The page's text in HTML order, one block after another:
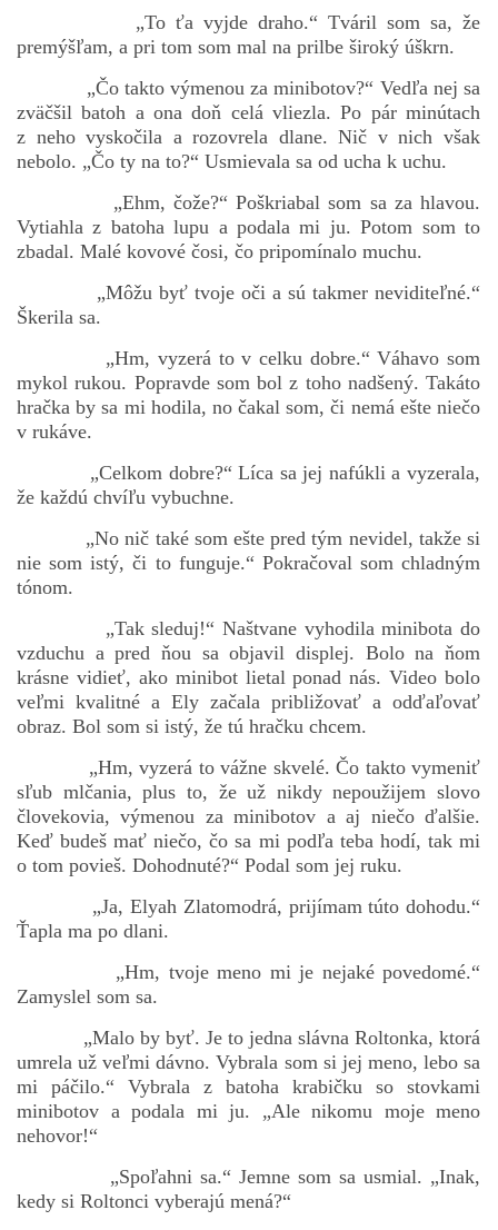
„To ťa vyjde draho.“ Tváril som sa, že
premýšľam, a pri tom som mal na prilbe široký úškrn.
„Čo takto výmenou za minibotov?“ Vedľa nej sa
zväčšil batoh a ona doň celá vliezla. Po pár minútach
z neho vyskočila a rozovrela dlane. Nič v nich však
nebolo. „Čo ty na to?“ Usmievala sa od ucha k uchu.
„Ehm, čože?“ Poškriabal som sa za hlavou.
Vytiahla z batoha lupu a podala mi ju. Potom som to
zbadal. Malé kovové čosi, čo pripomínalo muchu.
„Môžu byť tvoje oči a sú takmer neviditeľné.“
Škerila sa.
„Hm, vyzerá to v celku dobre.“ Váhavo som
mykol rukou. Popravde som bol z toho nadšený. Takáto
hračka by sa mi hodila, no čakal som, či nemá ešte niečo
v rukáve.
„Celkom dobre?“ Líca sa jej nafúkli a vyzerala,
že každú chvíľu vybuchne.
„No nič také som ešte pred tým nevidel, takže si
nie som istý, či to funguje.“ Pokračoval som chladným
tónom.
„Tak sleduj!“ Naštvane vyhodila minibota do
vzduchu a pred ňou sa objavil displej. Bolo na ňom
krásne vidieť, ako minibot lietal ponad nás. Video bolo
veľmi kvalitné a Ely začala približovať a odďaľovať
obraz. Bol som si istý, že tú hračku chcem.
„Hm, vyzerá to vážne skvelé. Čo takto vymeniť
sľub mlčania, plus to, že už nikdy nepoužijem slovo
človekovia, výmenou za minibotov a aj niečo ďalšie.
Keď budeš mať niečo, čo sa mi podľa teba hodí, tak mi
o tom povieš. Dohodnuté?“ Podal som jej ruku.
„Ja, Elyah Zlatomodrá, prijímam túto dohodu.“
Ťapla ma po dlani.
„Hm, tvoje meno mi je nejaké povedomé.“
Zamyslel som sa.
„Malo by byť. Je to jedna slávna Roltonka, ktorá
umrela už veľmi dávno. Vybrala som si jej meno, lebo sa
mi páčilo.“ Vybrala z batoha krabičku so stovkami
minibotov a podala mi ju. „Ale nikomu moje meno
nehovor!“
„Spoľahni sa.“ Jemne som sa usmial. „Inak,
kedy si Roltonci vyberajú mená?“